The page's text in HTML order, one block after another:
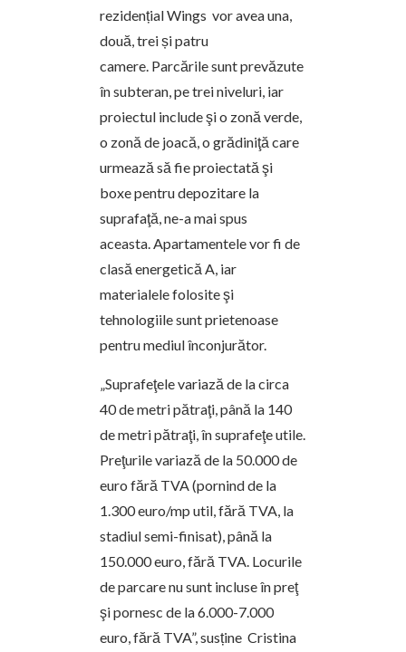
rezidențial Wings vor avea una,
două, trei și patru
camere. Parcările sunt prevăzute
în subteran, pe trei niveluri, iar
proiectul include şi o zonă verde,
o zonă de joacă, o grădiniţă care
urmează să fie proiectată şi
boxe pentru depozitare la
suprafaţă, ne-a mai spus
aceasta. Apartamentele vor fi de
clasă energetică A, iar
materialele folosite şi
tehnologiile sunt prietenoase
pentru mediul înconjurător.
„Suprafeţele variază de la circa
40 de metri pătraţi, până la 140
de metri pătraţi, în suprafeţe utile.
Preţurile variază de la 50.000 de
euro fără TVA (pornind de la
1.300 euro/mp util, fără TVA, la
stadiul semi-finisat), până la
150.000 euro, fără TVA. Locurile
de parcare nu sunt incluse în preţ
şi pornesc de la 6.000-7.000
euro, fără TVA”, susține Cristina